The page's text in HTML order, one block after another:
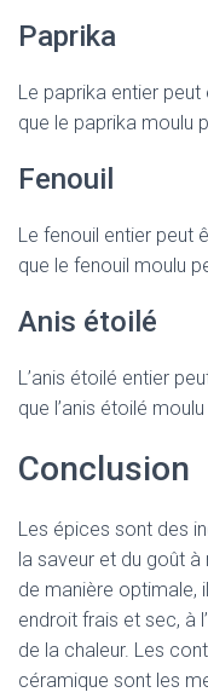
Paprika
Le paprika entier peut
que le paprika moulu
Fenouil
Le fenouil entier peut
que le fenouil moulu
Anis étoilé
L’anis étoilé entier
que l’anis étoilé
Conclusion
Les épices sont des
la saveur et du goût
de manière optimale,
endroit frais et sec, à
de la chaleur. Les
céramique sont les